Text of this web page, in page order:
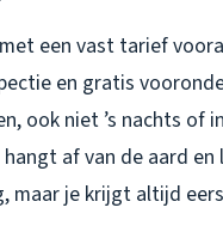
een vast tarief
en gratis
ook niet ’s nachts of
af van de aard
maar je krijgt altijd